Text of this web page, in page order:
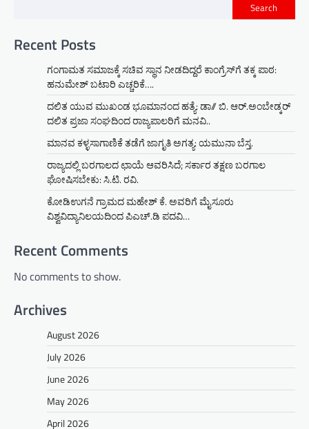
Search
Recent Posts
ಗಂಗಾಮತ ಸಮಾಜಕ್ಕೆ ಸಚಿವ ಸ್ಥಾನ ನೀಡದಿದ್ದರೆ ಕಾಂಗ್ರೆಸ್‌ಗೆ ತಕ್ಕ ಪಾಠ:
ಹನುಮೇಶ್ ಬಟಾರಿ ಎಚ್ಚರಿಕೆ….
ದಲಿತ ಯುವ ಮುಖಂಡ ಭೂಮಾನಂದ ಹತ್ಯೆ: ಡಾ// ಬಿ. ಆರ್.ಅಂಬೇಡ್ಕರ್
ದಲಿತ ಪ್ರಜಾ ಸಂಘದಿಂದ ರಾಜ್ಯಪಾಲರಿಗೆ ಮನವಿ..
ಮಾನವ ಕಳ್ಳಸಾಗಾಣಿಕೆ ತಡೆಗೆ ಜಾಗೃತಿ ಅಗತ್ಯ: ಯಮುನಾ ಬೆಸ್ತ.
ರಾಜ್ಯದಲ್ಲಿ ಬರಗಾಲದ ಛಾಯೆ ಆವರಿಸಿದೆ; ಸರ್ಕಾರ ತಕ್ಷಣ ಬರಗಾಲ
ಘೋಷಿಸಬೇಕು: ಸಿ.ಟಿ. ರವಿ.
ಕೋಡಿಉಗನೆ ಗ್ರಾಮದ ಮಹೇಶ್ ಕೆ. ಅವರಿಗೆ ಮೈಸೂರು
ವಿಶ್ವವಿದ್ಯಾನಿಲಯದಿಂದ ಪಿಎಚ್.ಡಿ ಪದವಿ…
Recent Comments
No comments to show.
Archives
August 2026
July 2026
June 2026
May 2026
April 2026